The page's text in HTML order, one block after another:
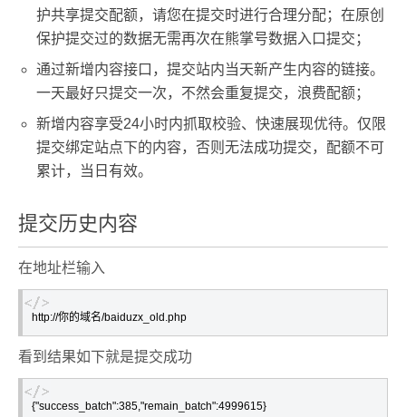
护共享提交配额，请您在提交时进行合理分配；在原创
保护提交过的数据无需再次在熊掌号数据入口提交；
通过新增内容接口，提交站内当天新产生内容的链接。
一天最好只提交一次，不然会重复提交，浪费配额；
新增内容享受24小时内抓取校验、快速展现优待。仅限
提交绑定站点下的内容，否则无法成功提交，配额不可
累计，当日有效。
提交历史内容
在地址栏输入
看到结果如下就是提交成功
{"success_batch":385,"remain_batch":4999615}